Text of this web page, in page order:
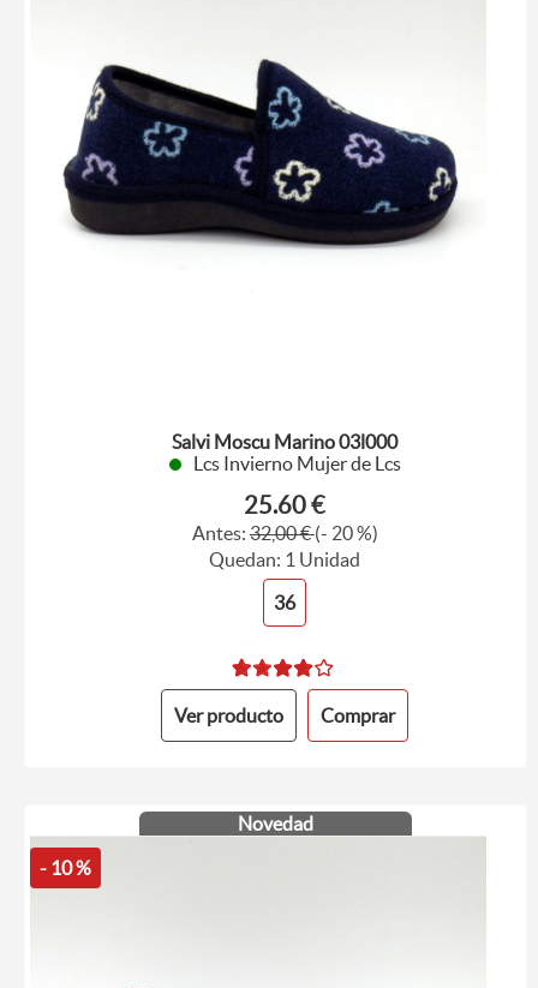
Salvi Moscu Marino 03l000
Lcs Invierno Mujer de Lcs
25.60 €
Antes:32,00 €(- 20 %)
Quedan: 1 Unidad
36
Ver producto Comprar
Novedad
- 10 %